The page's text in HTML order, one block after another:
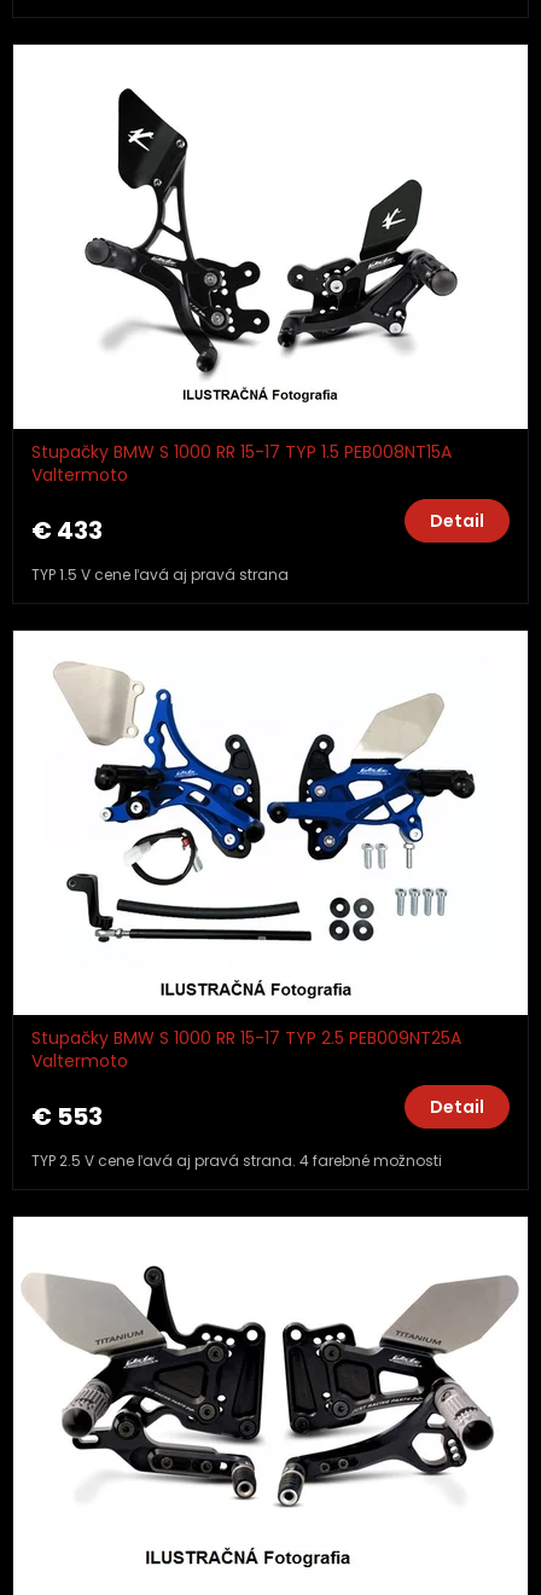
Stupačky BMW S 1000 RR 15-17 TYP 1.5 PEB008NT15A
Valtermoto
€ 433 Detail
TYP 1.5 V cene ľavá aj pravá strana
Stupačky BMW S 1000 RR 15-17 TYP 2.5 PEB009NT25A
Valtermoto
€ 553 Detail
TYP 2.5 V cene ľavá aj pravá strana. 4 farebné možnosti